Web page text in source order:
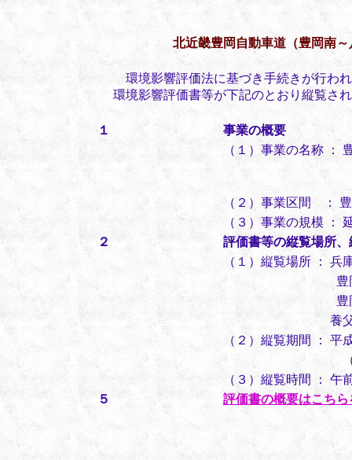
北近畿豊岡自動車道（豊岡南
環境影響評価法に基づき手続きが行わ
環境影響評価書等が下記のとおり縦覧さ
１
事業の概要
（１）事業の名称 ：
（２）事業区間 ：
（３）事業の規模 ：
２
評価書等の縦覧場所
（１）縦覧場所 ：
豊岡市建設
豊岡市日高
養父市都市
（２）縦覧期間 ： 平
（ただし、土
（３）縦覧時間 ： 午
５
評価書の概要はこち